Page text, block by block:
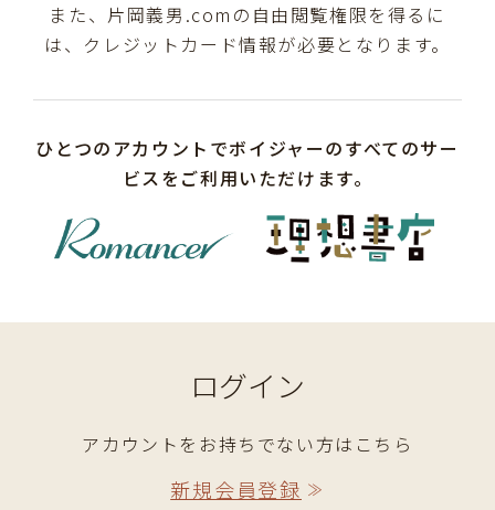
また、片岡義男.comの自由閲覧権限を得るに
は、クレジットカード情報が必要となります。
ひとつのアカウントでボイジャーのすべてのサー
ビスをご利用いただけます。
ログイン
アカウントをお持ちでない方はこちら
新規会員登録 ≫